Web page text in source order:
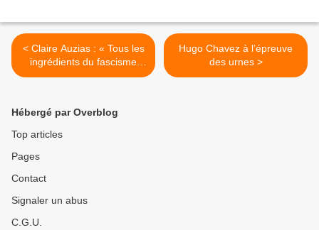
< Claire Auzias : « Tous les
ingrédients du fascisme
sont là ! »
Hugo Chavez à l’épreuve
des urnes >
Hébergé par Overblog
Top articles
Pages
Contact
Signaler un abus
C.G.U.